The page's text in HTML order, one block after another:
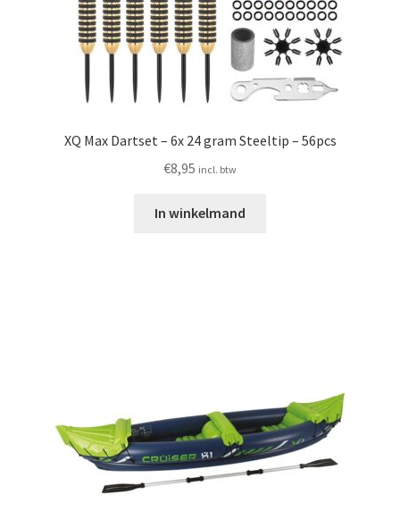
XQ Max Dartset – 6x 24 gram Steeltip – 56pcs
€8,95 incl. btw
In winkelmand